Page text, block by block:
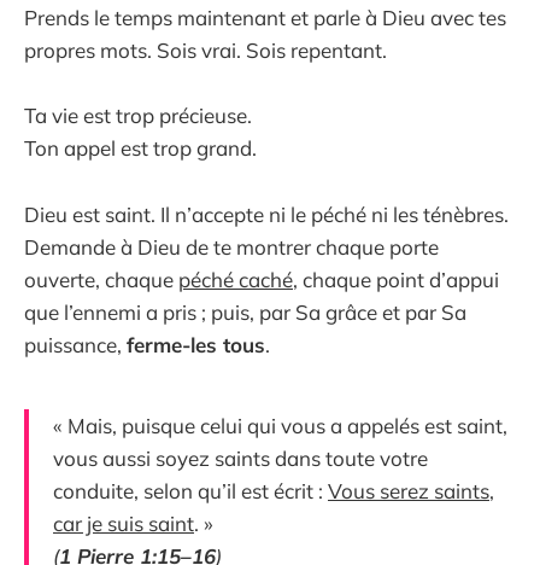
Prends le temps maintenant et parle à Dieu avec tes
propres mots. Sois vrai. Sois repentant.
Ta vie est trop précieuse.
Ton appel est trop grand.
Dieu est saint. Il n’accepte ni le péché ni les ténèbres.
Demande à Dieu de te montrer chaque porte
ouverte, chaque péché caché, chaque point d’appui
que l’ennemi a pris ; puis, par Sa grâce et par Sa
puissance, ferme-les tous.
« Mais, puisque celui qui vous a appelés est saint,
vous aussi soyez saints dans toute votre
conduite, selon qu’il est écrit : Vous serez saints,
car je suis saint. »
(1 Pierre 1:15–16)